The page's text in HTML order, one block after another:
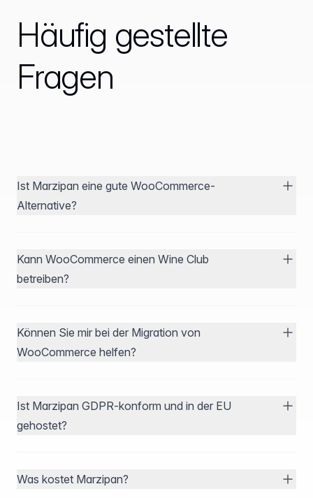
Häufig gestellte
Fragen
Ist Marzipan eine gute WooCommerce-
Alternative?
Kann WooCommerce einen Wine Club
betreiben?
Können Sie mir bei der Migration von
WooCommerce helfen?
Ist Marzipan GDPR-konform und in der EU
gehostet?
Was kostet Marzipan?